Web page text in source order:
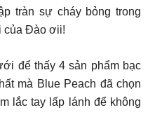
tràn sự cháy bỏng trong
của Đào ơii!
để thấy 4 sản phẩm bạc
mà Blue Peach đã chọn
lắc tay lấp lánh để không